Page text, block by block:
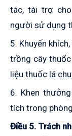
tác, tài trợ
người sử dụng
5. Khuyến
trồng cây
liệu thuốc lá
6. Khen
tích trong
Điều 5. Trách